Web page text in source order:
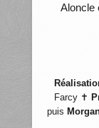
Aloncle
Farcy ✝
puis